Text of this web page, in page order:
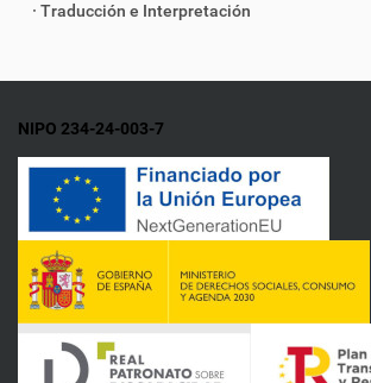
Traducción e Interpretación
NIPO 234-24-003-7